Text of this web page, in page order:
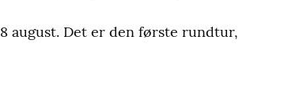
august. Det er den første rundtur,